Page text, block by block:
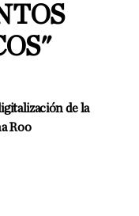
de la
Roo